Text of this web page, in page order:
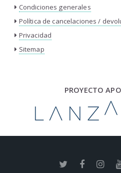
Condiciones generales
Política de cancelaciones /
Privacidad
Sitemap
PROYECTO